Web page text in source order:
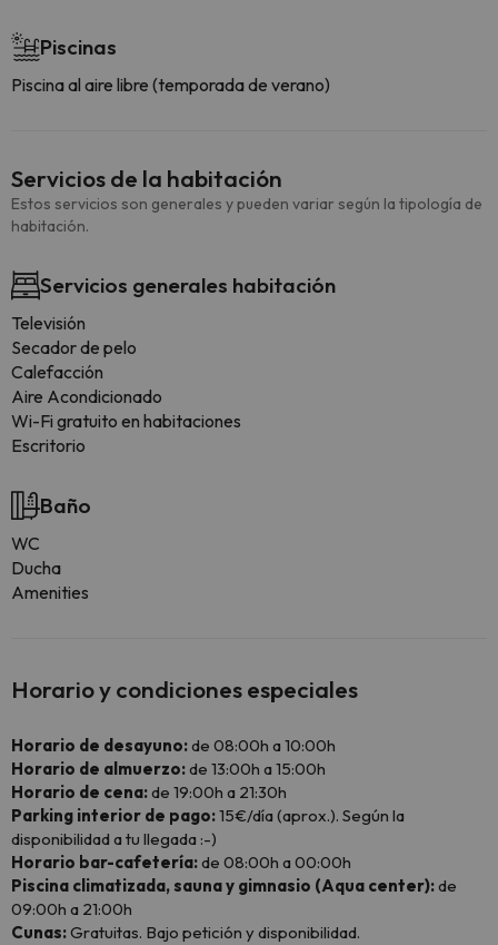
Piscinas
Piscina al aire libre (temporada de verano)
Servicios de la habitación
Estos servicios son generales y pueden variar según la tipología de
habitación.
Servicios generales habitación
Televisión
Secador de pelo
Calefacción
Aire Acondicionado
Wi-Fi gratuito en habitaciones
Escritorio
Baño
WC
Ducha
Amenities
Horario y condiciones especiales
Horario de desayuno:de 08:00h a 10:00h
Horario de almuerzo:de 13:00h a 15:00h
Horario de cena:de 19:00h a 21:30h
Parking interior de pago:15€/día (aprox.). Según la
disponibilidad a tu llegada :-)
Horario bar-cafetería:de 08:00h a 00:00h
Piscina climatizada, sauna y gimnasio (Aqua center):de
09:00h a 21:00h
Cunas:Gratuitas. Bajo petición y disponibilidad.